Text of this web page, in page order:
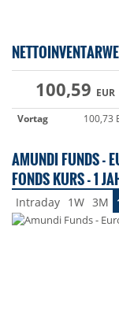
100,59 EUR
Vortag
100,73
AMUNDI FUNDS -
FONDS KURS - 1
Intraday 1W 3M